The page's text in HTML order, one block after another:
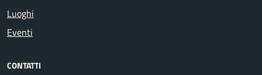
Luoghi
Eventi
CONTATTI